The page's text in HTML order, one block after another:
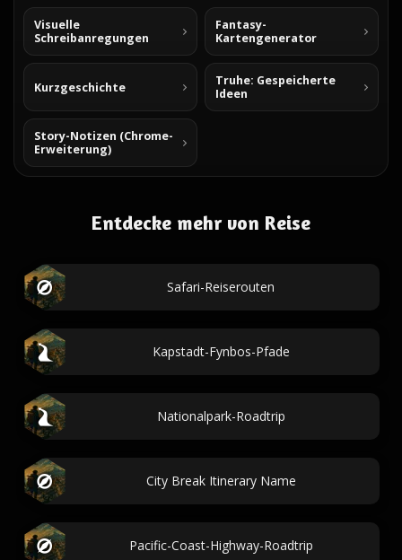
Visuelle
Schreibanregungen
Fantasy-
Kartengenerator
Kurzgeschichte
Truhe: Gespeicherte
Ideen
Story-Notizen (Chrome-
Erweiterung)
Entdecke mehr von Reise
Safari-Reiserouten
Kapstadt-Fynbos-Pfade
Nationalpark-Roadtrip
City Break Itinerary Name
Pacific-Coast-Highway-Roadtrip